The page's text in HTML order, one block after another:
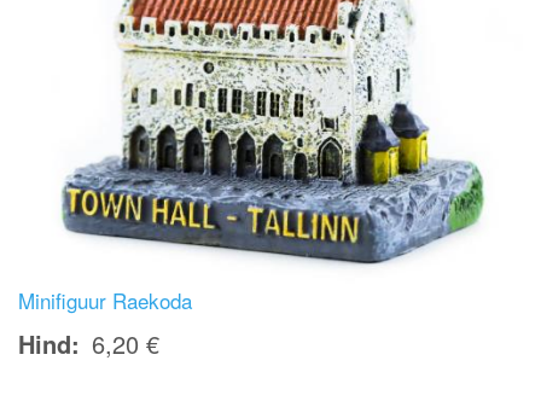
Minifiguur Raekoda
Hind 6,20 €